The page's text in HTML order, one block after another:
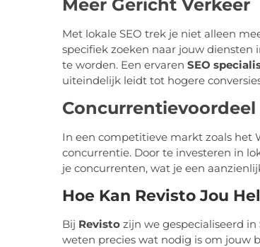
Meer Gericht Verkeer
Met lokale SEO trek je niet alleen
specifiek zoeken naar jouw
te worden. Een ervaren SEO
uiteindelijk leidt tot hogere
Concurrentievoordeel
In een competitieve markt zoals het
concurrentie. Door te investeren in
je concurrenten, wat je een
Hoe Kan Revisto Jou
Bij Revisto zijn we gespecialiseerd in
weten precies wat nodig is om jouw